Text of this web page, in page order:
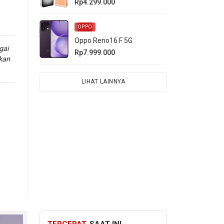
Rp4.299.000
OPPO
Oppo Reno16 F 5G
Rp7.999.000
LIHAT LAINNYA